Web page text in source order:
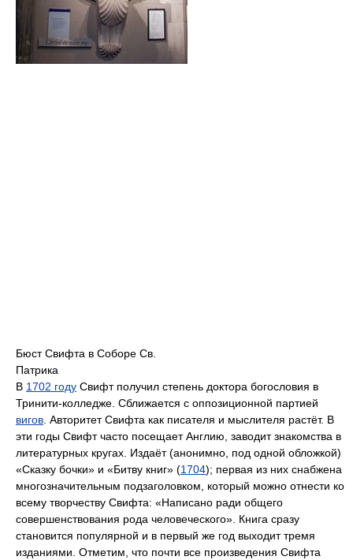
Бюст Свифта в Соборе Св.
Патрика
В 1702 году Свифт получил степень доктора богословия в
Тринити-колледже. Сближается с оппозиционной партией
вигов . Авторитет Свифта как писателя и мыслителя растёт. В
эти годы Свифт часто посещает Англию, заводит знакомства в
литературных кругах. Издаёт (анонимно, под одной обложкой)
«Сказку бочки» и «Битву книг» (1704); первая из них снабжена
многозначительным подзаголовком, который можно отнести ко
всему творчеству Свифта: «Написано ради общего
совершенствования рода человеческого». Книга сразу
становится популярной и в первый же год выходит тремя
изданиями. Отметим, что почти все произведения Свифта